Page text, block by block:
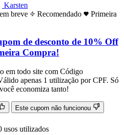
Karsten
breve Recomendado
Primeira
de desconto de 10% Off
Compra!
em todo site com Código
apenas 1 utilização por CPF. Só
economiza tanto!
Este cupom não funcionou
usos utilizados